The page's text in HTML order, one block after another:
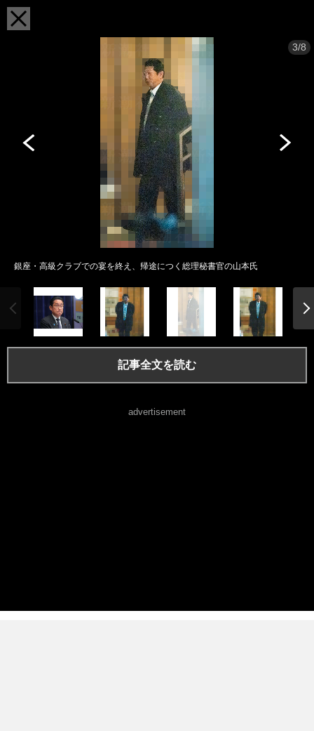
3/8
銀座・高級クラブでの宴を終え、帰途につく総理秘書官の山本氏
記事全文を読む
advertisement